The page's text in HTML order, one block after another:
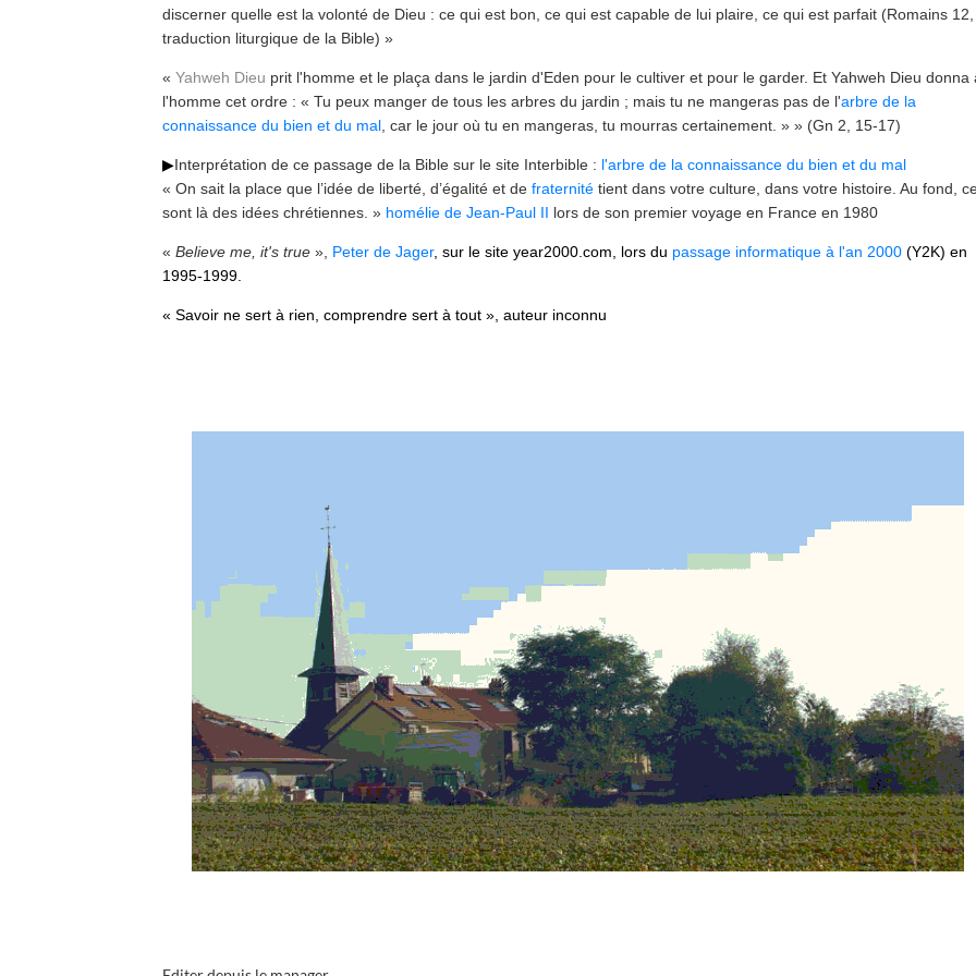
discerner quelle est la volonté de Dieu : ce qui est bon, ce qui est capable de lui plaire, ce qui est parfait (Romains 12,
traduction liturgique de la Bible) »
«Yahweh Dieu prit l'homme et le plaça dans le jardin d'Eden pour le cultiver et pour le garder. Et Yahweh Dieu donna
l'homme cet ordre : « Tu peux manger de tous les arbres du jardin ; mais tu ne mangeras pas de l'arbre de la
connaissance du bien et du mal , car le jour où tu en mangeras, tu mourras certainement. » » (Gn 2, 15-17)
▶Interprétation de ce passage de la Bible sur le site Interbible : l'arbre de la connaissance du bien et du mal
«On sait la place que l’idée de liberté, d’égalité et defraternité tient dans votre culture, dans votre histoire. Au fond,
sont là des idées chrétiennes. » homélie de Jean-Paul II lors de son premier voyage en France en 1980
«Believe me, it's true », Peter de Jager, sur le site year2000.com, lors du passage informatique à l'an 2000 (Y2K) en
1995-1999.
« Savoir ne sert à rien, comprendre sert à tout », auteur inconnu